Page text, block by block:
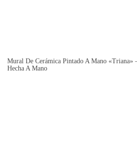
Mural De Cerámica Pintado A Mano «Triana»
Hecha A Mano